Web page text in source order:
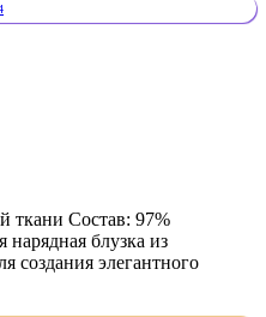
ткани Состав: 97%
нарядная блузка из
создания элегантного